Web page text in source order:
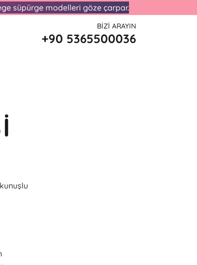
süpürge modelleri göze çarpar.
BIZI ARAYIN
+90 5365500036